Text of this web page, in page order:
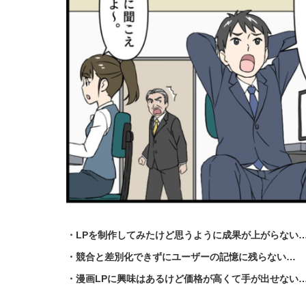
・LPを制作してみたけど思うように成果が上がらない
・競合と差別化できずにユーザーの記憶に残らない…
・漫画LPに興味はあるけど価格が高くて手が出せない